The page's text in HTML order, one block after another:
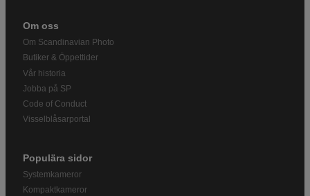
Om oss
Om Scandinavian Photo
Butiker & Öppettider
Vår historia
Jobba på SP
Code of Conduct
Visselblåsarportal
Populära sidor
Systemkameror
Kompaktkameror